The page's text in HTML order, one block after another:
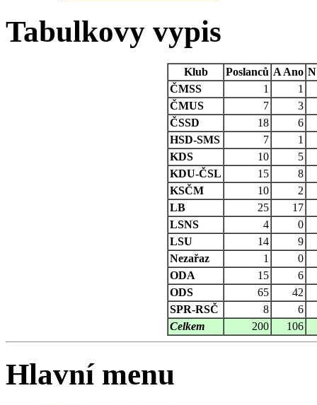
Tabulkovy vypis
Klub Poslanců A Ano N
ČMSS
1
1
ČMUS
7
3
ČSSD
18
6
HSD-SMS
7
1
KDS
10
5
KDU-ČSL
15
8
KSČM
10
2
LB
25
17
LSNS
4
0
LSU
14
9
Nezařaz
1
0
ODA
15
6
ODS
65
42
SPR-RSČ
8
6
Celkem
200 106
Hlavní menu